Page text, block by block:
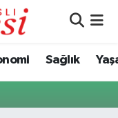
Sağlık